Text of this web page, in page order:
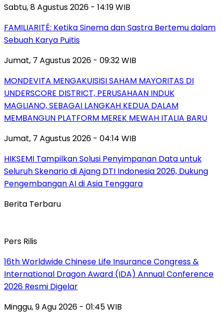
Sabtu, 8 Agustus 2026 - 14:19 WIB
FAMILIARITÉ: Ketika Sinema dan Sastra Bertemu dalam
Sebuah Karya Puitis
Jumat, 7 Agustus 2026 - 09:32 WIB
MONDEVITA MENGAKUISISI SAHAM MAYORITAS DI
UNDERSCORE DISTRICT, PERUSAHAAN INDUK
MAGLIANO, SEBAGAI LANGKAH KEDUA DALAM
MEMBANGUN PLATFORM MEREK MEWAH ITALIA BARU
Jumat, 7 Agustus 2026 - 04:14 WIB
HIKSEMI Tampilkan Solusi Penyimpanan Data untuk
Seluruh Skenario di Ajang DTI Indonesia 2026, Dukung
Pengembangan AI di Asia Tenggara
Berita Terbaru
Pers Rilis
16th Worldwide Chinese Life Insurance Congress &
International Dragon Award (IDA) Annual Conference
2026 Resmi Digelar
Minggu, 9 Agu 2026 - 01:45 WIB